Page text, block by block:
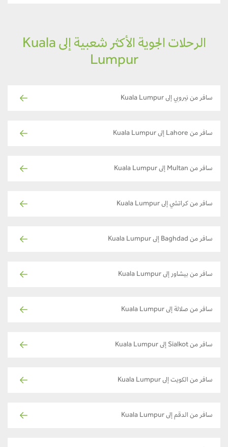
الرحلات الجوية الأكثر شعبية إلى Kuala
Lumpur
سافر من نيروبي إلى Kuala Lumpur
سافر من Lahore إلى Kuala Lumpur
سافر من Multan إلى Kuala Lumpur
سافر من كراتشي إلى Kuala Lumpur
سافر من Baghdad إلى Kuala Lumpur
سافر من بيشاور إلى Kuala Lumpur
سافر من صلالة إلى Kuala Lumpur
سافر من Sialkot إلى Kuala Lumpur
سافر من الكويت إلى Kuala Lumpur
سافر من الدقم إلى Kuala Lumpur